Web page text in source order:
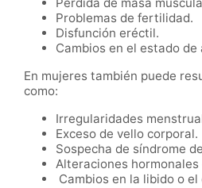
Problemas de fertilidad.
Disfunción eréctil.
Cambios en el estado
En mujeres también puede
como:
Irregularidades
Exceso de vello corporal.
Sospecha de síndrome
Alteraciones
Cambios en la libido o